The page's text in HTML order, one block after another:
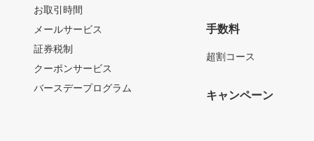
お取引時間
メールサービス
証券税制
クーポンサービス
バースデープログラム
手数料
超割コース
キャンペーン